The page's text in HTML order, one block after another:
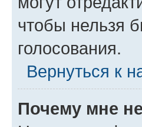
чтобы нельзя
голосования.
Вернуться к
Почему мне